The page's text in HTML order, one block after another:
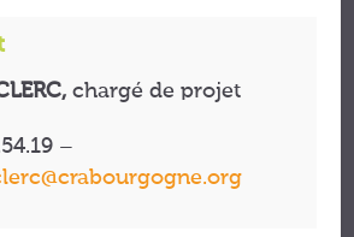
chargé de projet
–